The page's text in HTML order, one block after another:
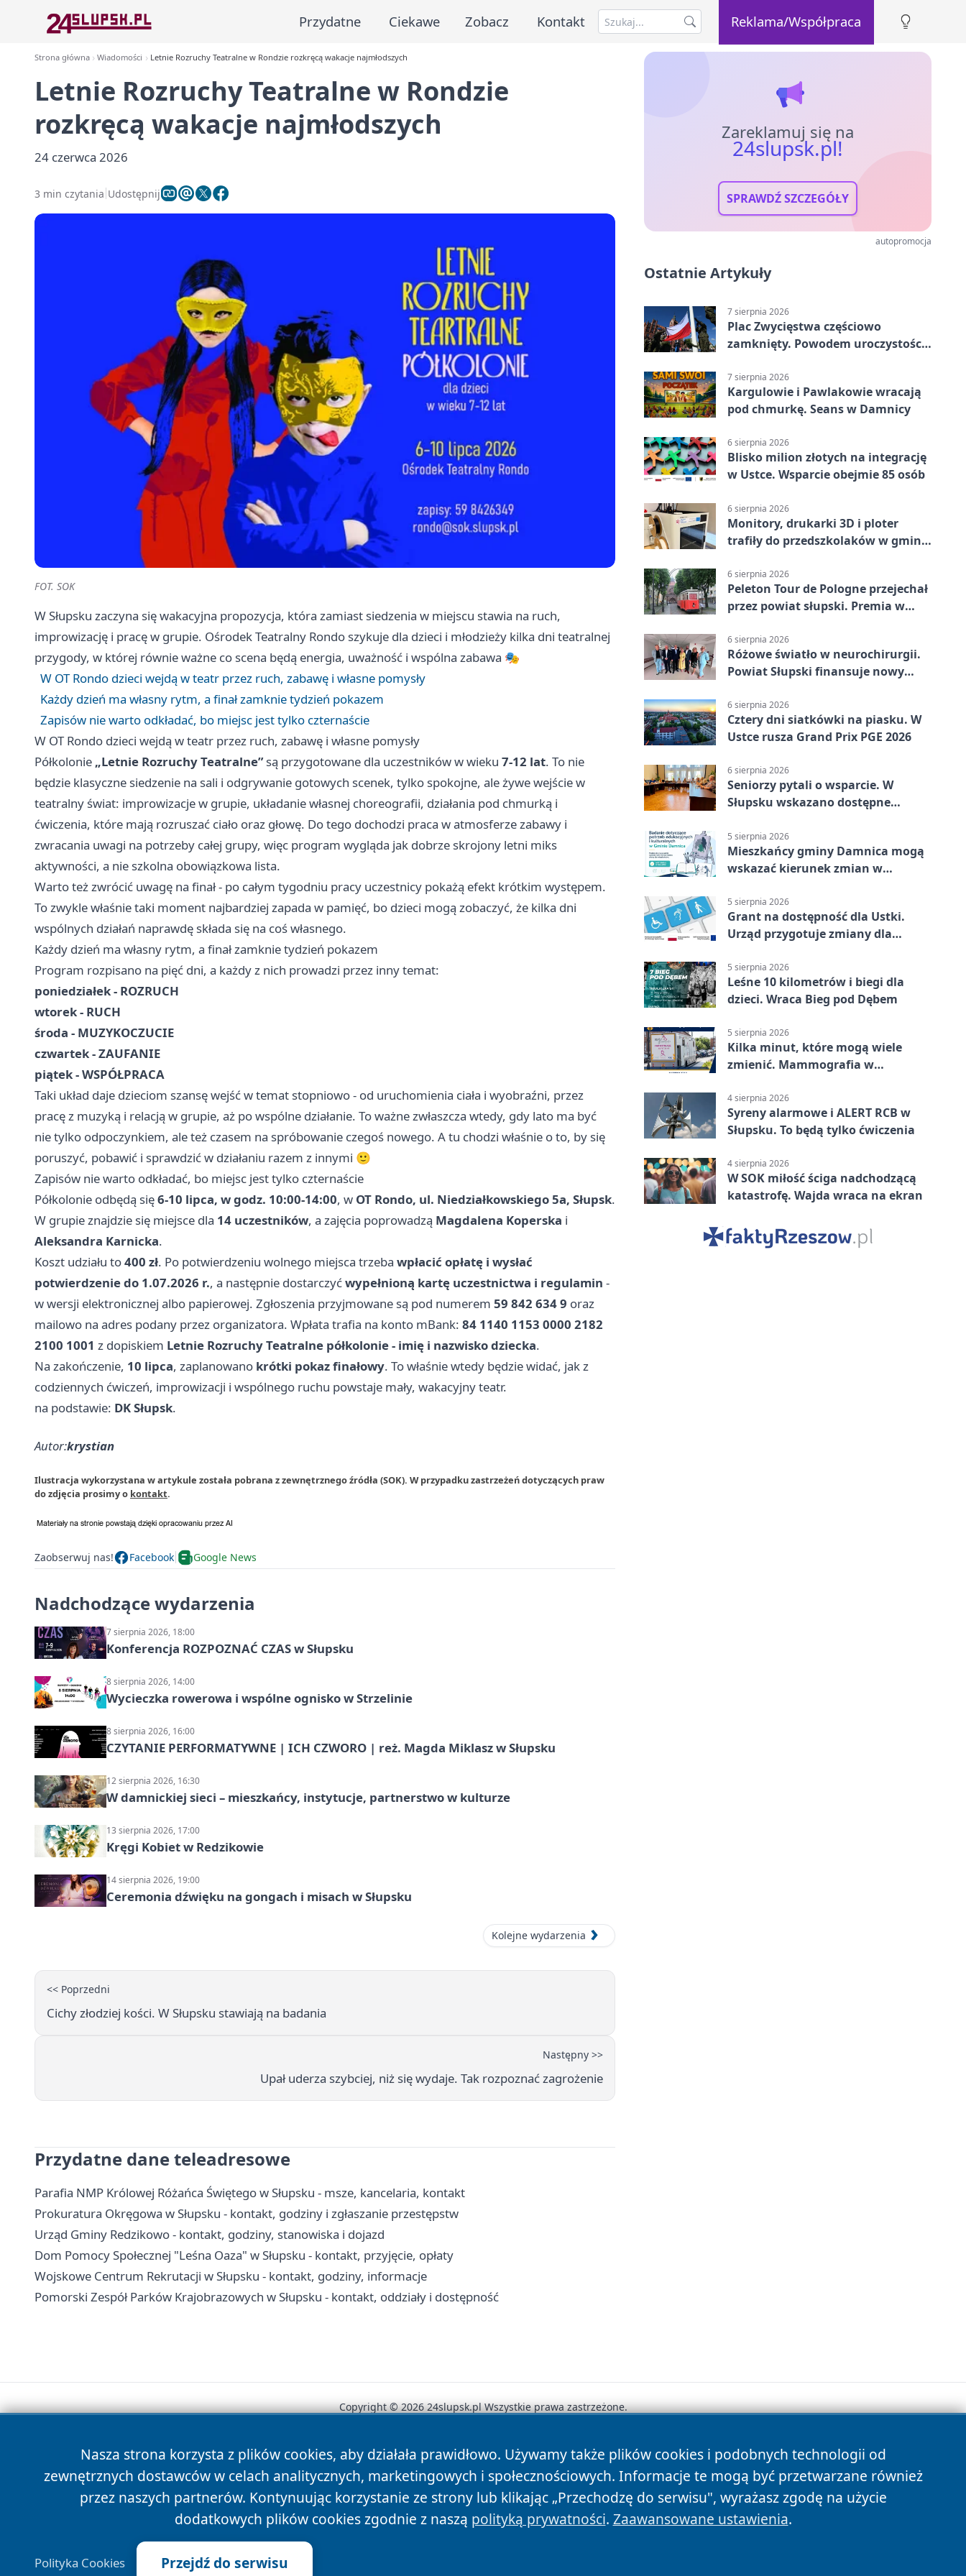
Przydatne Ciekawe Zobacz Kontakt Reklama/Współpraca
Strona główna Wiadomości Letnie Rozruchy Teatralne w Rondzie rozkręcą wakacje najmłodszych
Letnie Rozruchy Teatralne w Rondzie
rozkręcą wakacje najmłodszych
24 czerwca 2026
3 min czytania Udostępnij
FOT. SOK
W Słupsku zaczyna się wakacyjna propozycja, która zamiast siedzenia w miejscu stawia na ruch,
improwizację i pracę w grupie. Ośrodek Teatralny Rondo szykuje dla dzieci i młodzieży kilka dni teatralnej
przygody, w której równie ważne co scena będą energia, uważność i wspólna zabawa 🎭
W OT Rondo dzieci wejdą w teatr przez ruch, zabawę i własne pomysły
Każdy dzień ma własny rytm, a finał zamknie tydzień pokazem
Zapisów nie warto odkładać, bo miejsc jest tylko czternaście
W OT Rondo dzieci wejdą w teatr przez ruch, zabawę i własne pomysły
Półkolonie „Letnie Rozruchy Teatralne”są przygotowane dla uczestników w wieku 7-12 lat. To nie
będzie klasyczne siedzenie na sali i odgrywanie gotowych scenek, tylko spokojne, ale żywe wejście w
teatralny świat: improwizacje w grupie, układanie własnej choreografii, działania pod chmurką i
ćwiczenia, które mają rozruszać ciało oraz głowę. Do tego dochodzi praca w atmosferze zabawy i
zwracania uwagi na potrzeby całej grupy, więc program wygląda jak dobrze skrojony letni miks
aktywności, a nie szkolna obowiązkowa lista.
Warto też zwrócić uwagę na finał - po całym tygodniu pracy uczestnicy pokażą efekt krótkim występem.
To zwykle właśnie taki moment najbardziej zapada w pamięć, bo dzieci mogą zobaczyć, że kilka dni
wspólnych działań naprawdę składa się na coś własnego.
Każdy dzień ma własny rytm, a finał zamknie tydzień pokazem
Program rozpisano na pięć dni, a każdy z nich prowadzi przez inny temat:
poniedziałek - ROZRUCH
wtorek - RUCH
środa - MUZYKOCZUCIE
czwartek - ZAUFANIE
piątek - WSPÓŁPRACA
Taki układ daje dzieciom szansę wejść w temat stopniowo - od uruchomienia ciała i wyobraźni, przez
pracę z muzyką i relacją w grupie, aż po wspólne działanie. To ważne zwłaszcza wtedy, gdy lato ma być
nie tylko odpoczynkiem, ale też czasem na spróbowanie czegoś nowego. A tu chodzi właśnie o to, by się
poruszyć, pobawić i sprawdzić w działaniu razem z innymi 🙂
Zapisów nie warto odkładać, bo miejsc jest tylko czternaście
Półkolonie odbędą się6-10 lipca, w godz. 10:00-14:00, w OT Rondo, ul. Niedziałkowskiego 5a, Słupsk.
W grupie znajdzie się miejsce dla 14 uczestników, a zajęcia poprowadzą Magdalena Koperska i
Aleksandra Karnicka.
Koszt udziału to400 zł. Po potwierdzeniu wolnego miejsca trzeba wpłacić opłatę i wysłać
potwierdzenie do 1.07.2026 r., a następnie dostarczyćwypełnioną kartę uczestnictwa i regulamin -
w wersji elektronicznej albo papierowej. Zgłoszenia przyjmowane są pod numerem 59 842 634 9 oraz
mailowo na adres podany przez organizatora. Wpłata trafia na konto mBank: 84 1140 1153 0000 2182
2100 1001 z dopiskiem Letnie Rozruchy Teatralne półkolonie - imię i nazwisko dziecka.
Na zakończenie, 10 lipca, zaplanowano krótki pokaz finałowy. To właśnie wtedy będzie widać, jak z
codziennych ćwiczeń, improwizacji i wspólnego ruchu powstaje mały, wakacyjny teatr.
na podstawie: DK Słupsk.
Autor:krystian
Ilustracja wykorzystana w artykule została pobrana z zewnętrznego źródła (SOK). W przypadku zastrzeżeń dotyczących praw
do zdjęcia prosimy o kontakt.
Zaobserwuj nas! Facebook Google News
Nadchodzące wydarzenia
7 sierpnia 2026, 18:00
Konferencja ROZPOZNAĆ CZAS w Słupsku
8 sierpnia 2026, 14:00
Wycieczka rowerowa i wspólne ognisko w Strzelinie
8 sierpnia 2026, 16:00
CZYTANIE PERFORMATYWNE | ICH CZWORO | reż. Magda Miklasz w Słupsku
12 sierpnia 2026, 16:30
W damnickiej sieci – mieszkańcy, instytucje, partnerstwo w kulturze
13 sierpnia 2026, 17:00
Kręgi Kobiet w Redzikowie
14 sierpnia 2026, 19:00
Ceremonia dźwięku na gongach i misach w Słupsku
Kolejne wydarzenia
<< Poprzedni
Cichy złodziej kości. W Słupsku stawiają na badania
Następny >>
Upał uderza szybciej, niż się wydaje. Tak rozpoznać zagrożenie
Przydatne dane teleadresowe
Parafia NMP Królowej Różańca Świętego w Słupsku - msze, kancelaria, kontakt
Prokuratura Okręgowa w Słupsku - kontakt, godziny i zgłaszanie przestępstw
Urząd Gminy Redzikowo - kontakt, godziny, stanowiska i dojazd
Dom Pomocy Społecznej "Leśna Oaza" w Słupsku - kontakt, przyjęcie, opłaty
Wojskowe Centrum Rekrutacji w Słupsku - kontakt, godziny, informacje
Pomorski Zespół Parków Krajobrazowych w Słupsku - kontakt, oddziały i dostępność
Zareklamuj się na
24slupsk.pl!
SPRAWDŹ SZCZEGÓŁY
autopromocja
Ostatnie Artykuły
7 sierpnia 2026
Plac Zwycięstwa częściowo
zamknięty. Powodem uroczystości
7 sierpnia 2026
Kargulowie i Pawlakowie wracają
pod chmurkę. Seans w Damnicy
6 sierpnia 2026
Blisko milion złotych na integrację
w Ustce. Wsparcie obejmie 85 osób
6 sierpnia 2026
Monitory, drukarki 3D i ploter
trafiły do przedszkolaków w gminie
6 sierpnia 2026
Peleton Tour de Pologne przejechał
przez powiat słupski. Premia w
6 sierpnia 2026
Różowe światło w neurochirurgii.
Powiat Słupski finansuje nowy
6 sierpnia 2026
Cztery dni siatkówki na piasku. W
Ustce rusza Grand Prix PGE 2026
6 sierpnia 2026
Seniorzy pytali o wsparcie. W
Słupsku wskazano dostępne
5 sierpnia 2026
Mieszkańcy gminy Damnica mogą
wskazać kierunek zmian w
5 sierpnia 2026
Grant na dostępność dla Ustki.
Urząd przygotuje zmiany dla
5 sierpnia 2026
Leśne 10 kilometrów i biegi dla
dzieci. Wraca Bieg pod Dębem
5 sierpnia 2026
Kilka minut, które mogą wiele
zmienić. Mammografia w
4 sierpnia 2026
Syreny alarmowe i ALERT RCB w
Słupsku. To będą tylko ćwiczenia
4 sierpnia 2026
W SOK miłość ściga nadchodzącą
katastrofę. Wajda wraca na ekran
Nasza strona korzysta z plików cookies, aby działała prawidłowo. Używamy także plików cookies i podobnych technologii od
zewnętrznych dostawców w celach analitycznych, marketingowych i społecznościowych. Informacje te mogą być przetwarzane również
przez naszych partnerów. Kontynuując korzystanie ze strony lub klikając „Przechodzę do serwisu", wyrażasz zgodę na użycie
dodatkowych plików cookies zgodnie z naszą polityką prywatności. Zaawansowane ustawienia.
Polityka Cookies Przejdź do serwisu
Copyright © 2026 24slupsk.pl Wszystkie prawa zastrzeżone.
News Autorzy Polityka Prywatności Polityka Cookies